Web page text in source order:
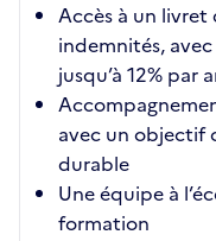
Accès à un livret
indemnités,
jusqu’à 12% par
avec un objectif
durable
Une équipe à
formation